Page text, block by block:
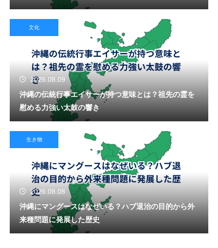
文化
2026.08.09
沖縄の伝統行事エイサーが持つ意味とは？祖先の霊を
慰める力強い太鼓の響き
生き物
2026.08.08
沖縄にマングースはなぜいる？ハブ退治の目的から外
来種問題に発展した歴史